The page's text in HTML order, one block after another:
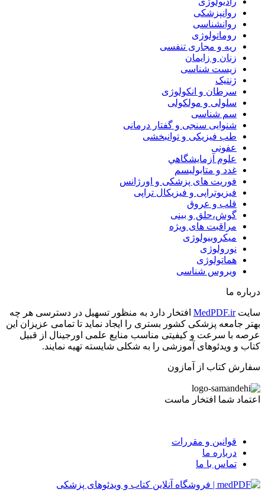
روانپزشکی
روانشناسی
روماتولوژی
ریه و مجاری تنفسی
زنان و زایمان
زیست شناسی
ژنتیک
سرطان و انکولوژی
سلولی و مولکولی
سم شناسی
شنوایی سنجی و گفتار درمانی
طب فیزیکی و توانبخشی
عفونی
علوم آزمايشگاهي
غدد و متابولیسم
فوریت های پزشکی و اورژانس
فیزیوتراپی و فیزیکال تراپی
قلب و عروق
گوش،حلق و بینی
مراقبت های ویژه
میکروبیولوژی
نورولوژی
هماتولوژی
ویروس شناسی
درباره ما
سایتMedPDF.ir افتخار دارد به منظور تسهیل در دسترسی هر چه
بهتر جامعه پزشکی کشور بستری را ایجاد نماید تا تمامی عزیزان این
عرصه با سرعت و کیفیتی مناسب منایع علمی اورجینال از قبیل
کتاب و ویدئوهای آموزشی را به شکلی شایسته تهیه نمایند.
سفارش کتاب از آمازون
اعتماد شما افتخار ماست
قوانین و مقررات
درباره ما
تماس با ما